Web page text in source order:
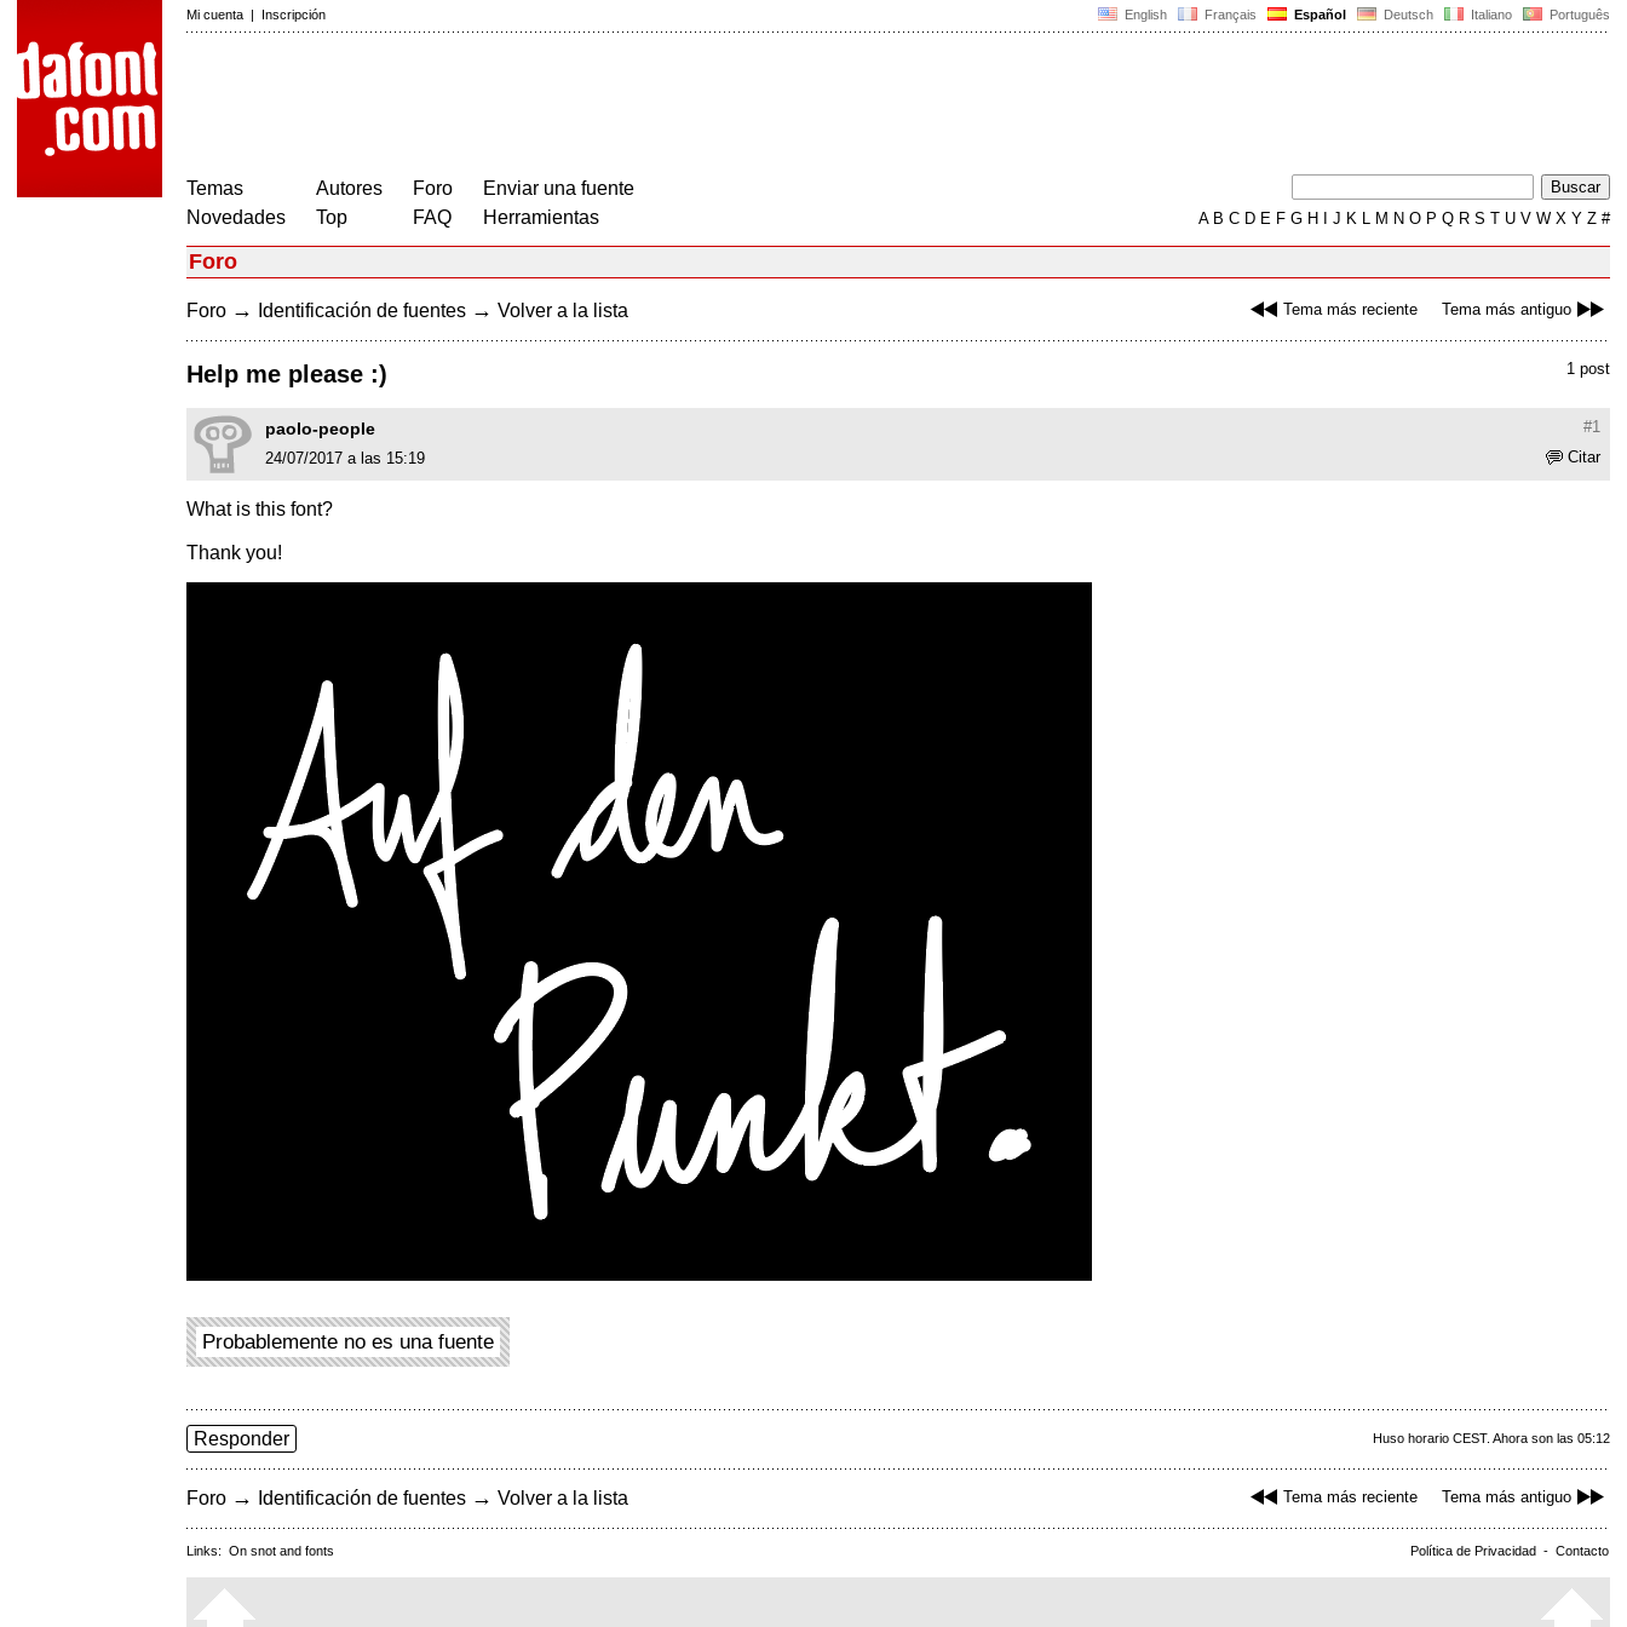
English Français Español Deutsch Italiano Português
Mi cuenta | Inscripción
Temas
Novedades
Autores
Top
Foro
FAQ
Enviar una fuente
Herramientas
AB C D E F G H J K L M N O P Q R S T U V W X Y Z #
Foro
Tema más reciente Tema más antiguo
Foro → Identificación de fuentes → Volver a la lista
1 post
Help me please :)
#1
paolo-people
Citar
24/07/2017 a las 15:19
What is this font?
Thank you!
Probablemente no es una fuente
Huso horario CEST. Ahora son las 05:12
Responder
Tema más reciente Tema más antiguo
Foro → Identificación de fuentes → Volver a la lista
Política de Privacidad - Contacto
Links: On snot and fonts